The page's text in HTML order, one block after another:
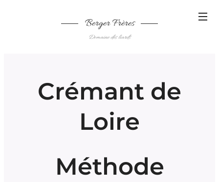
Berger Frères
Domaine des liards
Crémant de
Loire
Méthode